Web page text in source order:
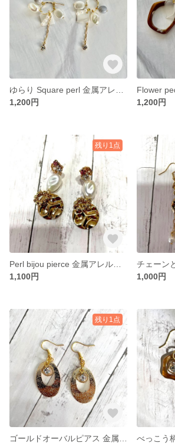
1,200円
1,200円
残り1点
1,100円
1,000円
残り1点